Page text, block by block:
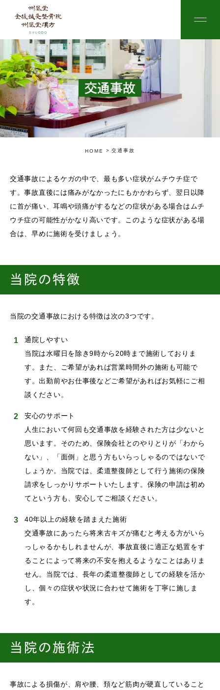
交通事故
HOME 交通事故
交通事故によるケガの中で、最も多い症状がムチウチ症で
す。事故直後には痛みがなかったにもかかわらず、翌日以降
に首が痛い、耳鳴や頭痛がするなどの症状がある場合はムチ
ウチ症の可能性がかなり高いです。このような症状がある場
合は、早めに施術を受けましょう。
当院の特徴
当院の交通事故における特徴は次の3つです。
通院しやすい
当院は水曜日を除き9時から20時まで施術しておりま
す。また、ご希望があれば営業時間外の施術も可能で
す。出勤前やお仕事後などご希望があればお気軽にご相
談ください。
安心のサポート
人生において何回も交通事故を経験された方は少ないと
思います。そのため、保険会社とのやりとりが「わから
ない」、「面倒」と思う方もいらっしゃるのではないで
しょうか。当院では、柔道整復師として行う施術の保険
請求をしっかりサポートいたします。保険の申請は初め
てという方も、安心してご相談ください。
40年以上の経験を踏まえた施術
交通事故にあったら将来古キズが痛むと考える方がいら
っしゃるかもしれませんが、事故直後に適正な処置をす
ることによって将来の不安を抱えるようなことはありま
せん。当院では、長年の柔道整復師としての経験を活か
し、個々の症状や状況に合わせて施術を丁寧に施しま
す。
当院の施術法
事故による損傷が、肩や腰、頚など筋肉が硬直していること